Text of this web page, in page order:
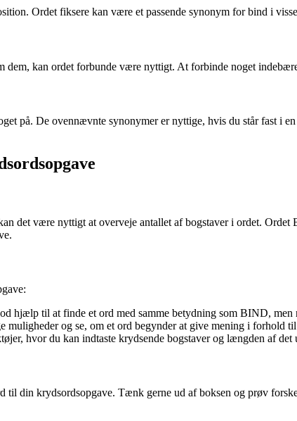
Ordet fiksere kan være et passende synonym for bind i
dem, kan ordet forbunde være nyttigt. At forbinde noget
på. De ovennævnte synonymer er nyttige, hvis du står fast i
det være nyttigt at overveje antallet af bogstaver i ordet.
hjælp til at finde et ord med samme betydning som BIND, men
muligheder og se, om et ord begynder at give mening i forhold
hvor du kan indtaste krydsende bogstaver og længden af
din krydsordsopgave. Tænk gerne ud af boksen og prøv